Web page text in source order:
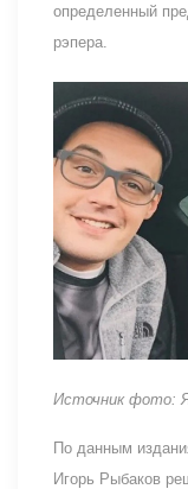
определенный
рэпера.
Источник фото:
По данным
Игорь Рыбаков